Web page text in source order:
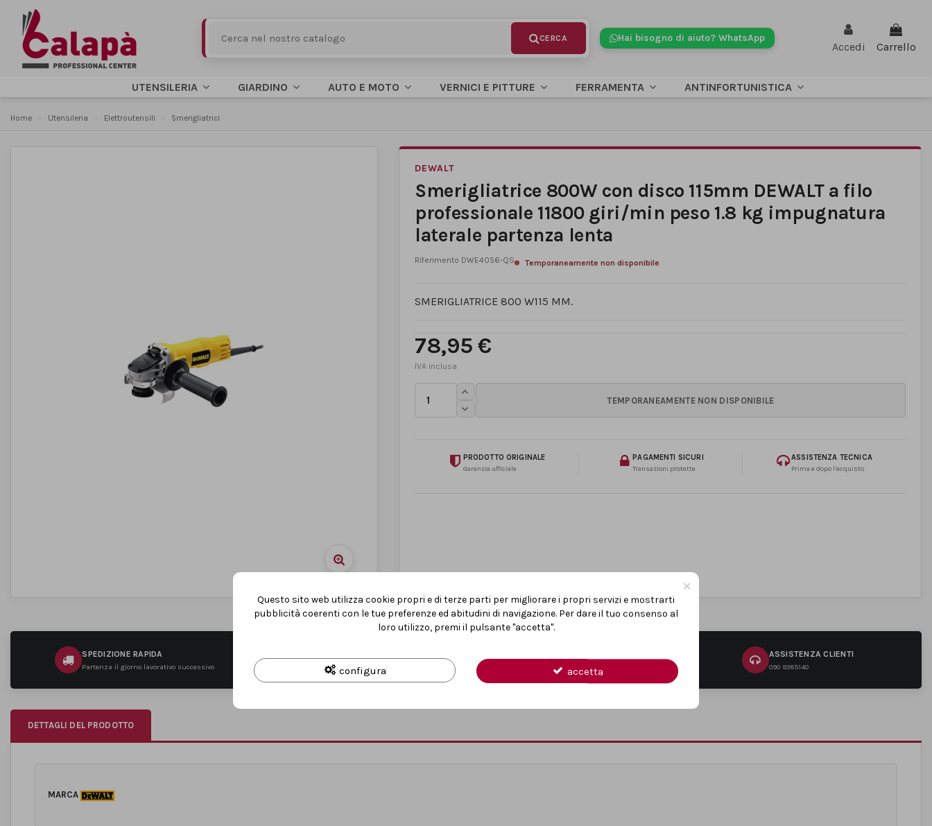
Hai bisogno di aiuto? WhatsApp
Accedi Carrello
UTENSILERIA GIARDINO AUTO E MOTO VERNICI E PITTURE FERRAMENTA ANTINFORTUNISTICA
Home Utensileria Elettroutensili Smerigliatrici
DEWALT
Smerigliatrice 800W con disco 115mm DEWALT a filo
professionale 11800 giri/min peso 1.8 kg impugnatura
laterale partenza lenta
Riferimento DWE4056-QS Temporaneamente non disponibile
SMERIGLIATRICE 800 W115 MM.
78,95 €
PRODOTTO ORIGINALE
Garanzia ufficiale
PAGAMENTI SICURI
Transazioni protette
ASSISTENZA TECNICA
Prima e dopo l’acquisto
SPEDIZIONE RAPIDA
Partenza il giorno lavorativo successivo Entro 14 giorni Carte, PayPal e Klarna
ASSISTENZA CLIENTI
090 9385140
DETTAGLI DEL PRODOTTO
MARCA
×
Questo sito web utilizza cookie propri e di terze parti per migliorare i propri servizi e mostrarti
pubblicità coerenti con le tue preferenze ed abitudini di navigazione. Per dare il tuo consenso al
loro utilizzo, premi il pulsante "accetta".
configura accetta